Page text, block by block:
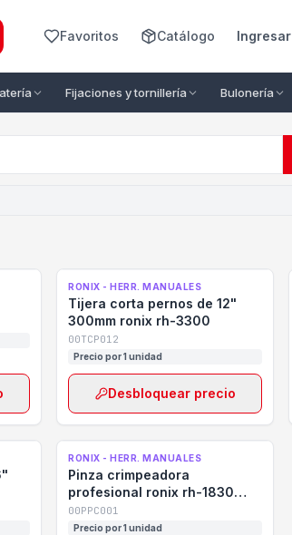
Favoritos Catálogo Ingresar
Fijaciones y tornillería Bulonería
RONIX - HERR. MANUALES
Tijera corta pernos de 12"
300mm ronix rh-3300
00TCP012
Precio por 1 unidad
Desbloquear precio
RONIX - HERR. MANUALES
Pinza crimpeadora
profesional ronix rh-1830
para rj45 rj11 rj12
00PPC001
Precio por 1 unidad